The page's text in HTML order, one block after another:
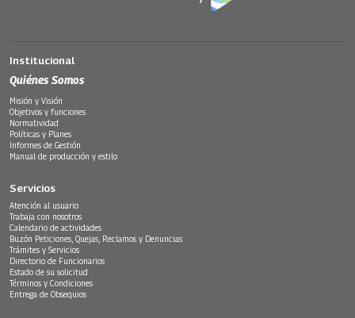
Institucional
Quiénes Somos
Misión y Visión
Objetivos y funciones
Normatividad
Políticas y Planes
Informes de Gestión
Manual de producción y estilo
Servicios
Atención al usuario
Trabaja con nosotros
Calendario de actividades
Buzón Peticiones, Quejas, Reclamos y Denuncias
Trámites y Servicios
Directorio de Funcionarios
Estado de su solicitud
Términos y Condiciones
Entrega de Obsequios